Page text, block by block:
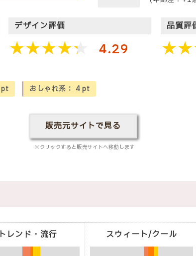
デザイン評価
4.29
品質評
pt おしゃれ系： 4pt
販売元サイトで見る
※クリックすると販売サイトへ移動します
トレンド・流行 スウィート/クール